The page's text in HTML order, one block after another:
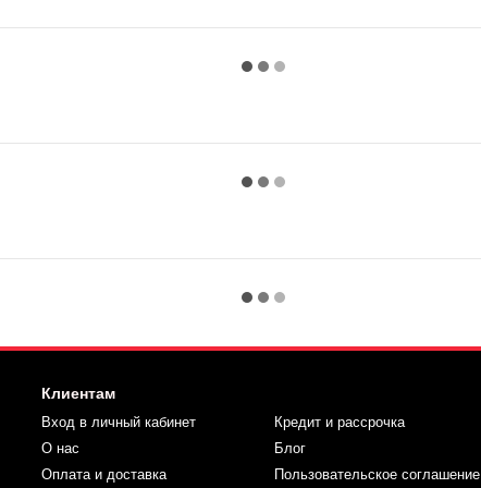
Клиентам
Вход в личный кабинет
О нас
Оплата и доставка
Кредит и рассрочка
Блог
Пользовательское соглашение